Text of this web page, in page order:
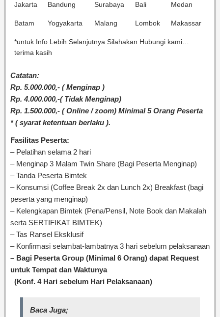
Jakarta Bandung Surabaya Bali Medan
Batam Yogyakarta Malang Lombok Makassar
*untuk Info Lebih Selanjutnya Silahakan Hubungi kami…
terima kasih
Catatan:
Rp. 5.000.000,- ( Menginap )
Rp. 4.000.000,-( Tidak Menginap)
Rp. 1.500.000,- ( Online / zoom) Minimal 5 Orang Peserta
* ( syarat ketentuan berlaku ).
Fasilitas Peserta:
– Pelatihan selama 2 hari
– Menginap 3 Malam Twin Share (Bagi Peserta Menginap)
– Tanda Peserta Bimtek
– Konsumsi (Coffee Break 2x dan Lunch 2x) Breakfast (bagi
peserta yang menginap)
– Kelengkapan Bimtek (Pena/Pensil, Note Book dan Makalah
serta SERTIFIKAT BIMTEK)
– Tas Ransel Eksklusif
– Konfirmasi selambat-lambatnya 3 hari sebelum pelaksanaan
– Bagi Peserta Group (Minimal 6 Orang) dapat Request
untuk Tempat dan Waktunya
(Konf. 4 Hari sebelum Hari Pelaksanaan)
Baca Juga;